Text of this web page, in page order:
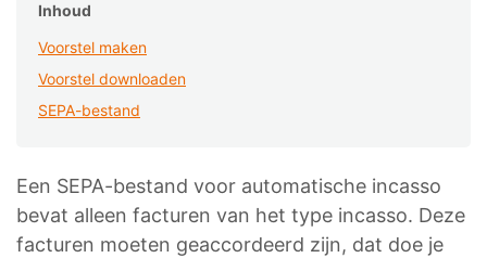
Inhoud
Voorstel maken
Voorstel downloaden
SEPA-bestand
Een SEPA-bestand voor automatische incasso
bevat alleen facturen van het type incasso. Deze
facturen moeten geaccordeerd zijn, dat doe je